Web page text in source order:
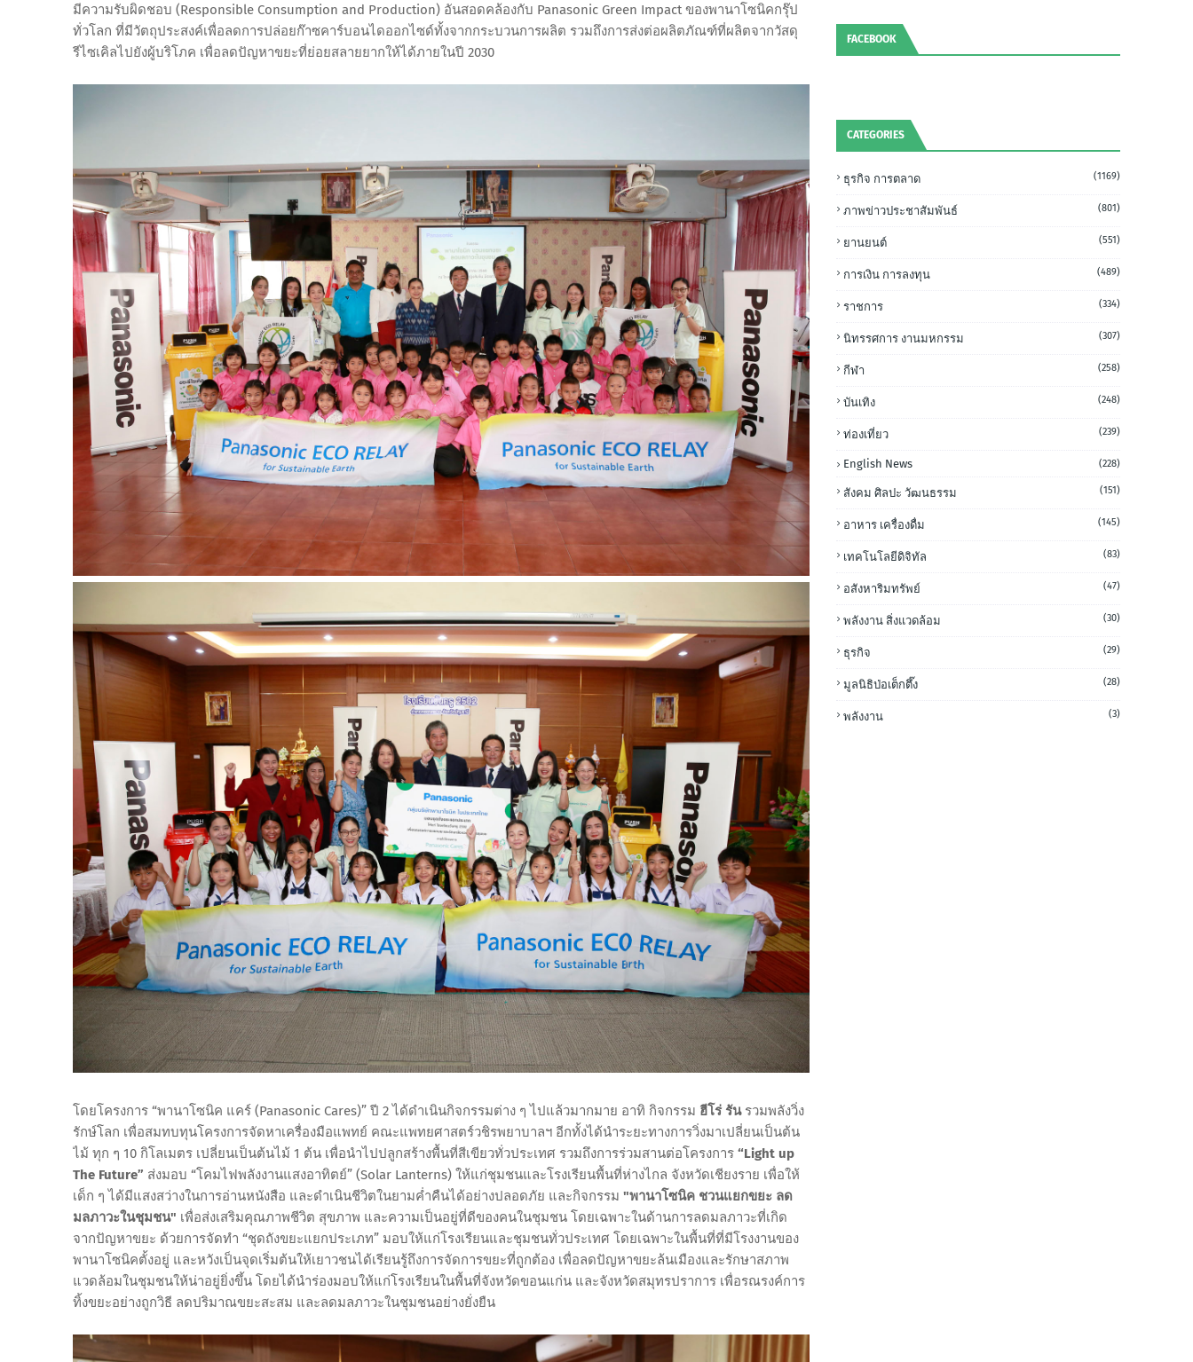
มีความรับผิดชอบ (Responsible Consumption and Production) อันสอดคล้องกับ Panasonic Green Impact ของพานาโซนิคกรุ๊ป
ทั่วโลก ที่มีวัตถุประสงค์เพื่อลดการปล่อยก๊าซคาร์บอนไดออกไซด์ทั้งจากกระบวนการผลิต รวมถึงการส่งต่อผลิตภัณฑ์ที่ผลิตจากวัสดุ
รีไซเคิลไปยังผู้บริโภค เพื่อลดปัญหาขยะที่ย่อยสลายยากให้ได้ภายในปี 2030
โดยโครงการ “พานาโซนิค แคร์ (Panasonic Cares)” ปี 2 ได้ดำเนินกิจกรรมต่าง ๆ ไปแล้วมากมาย อาทิ กิจกรรม ฮีโร่ รัน รวมพลังวิ่ง
รักษ์โลก เพื่อสมทบทุนโครงการจัดหาเครื่องมือแพทย์ คณะแพทยศาสตร์วชิรพยาบาลฯ อีกทั้งได้นำระยะทางการวิ่งมาเปลี่ยนเป็นต้น
ไม้ ทุก ๆ 10 กิโลเมตร เปลี่ยนเป็นต้นไม้ 1 ต้น เพื่อนำไปปลูกสร้างพื้นที่สีเขียวทั่วประเทศ รวมถึงการร่วมสานต่อโครงการ “Light up
The Future” ส่งมอบ “โคมไฟพลังงานแสงอาทิตย์” (Solar Lanterns) ให้แก่ชุมชนและโรงเรียนพื้นที่ห่างไกล จังหวัดเชียงราย เพื่อให้
เด็ก ๆ ได้มีแสงสว่างในการอ่านหนังสือ และดำเนินชีวิตในยามค่ำคืนได้อย่างปลอดภัย และกิจกรรม "พานาโซนิค ชวนแยกขยะ ลด
มลภาวะในชุมชน" เพื่อส่งเสริมคุณภาพชีวิต สุขภาพ และความเป็นอยู่ที่ดีของคนในชุมชน โดยเฉพาะในด้านการลดมลภาวะที่เกิด
จากปัญหาขยะ ด้วยการจัดทำ “ชุดถังขยะแยกประเภท” มอบให้แก่โรงเรียนและชุมชนทั่วประเทศ โดยเฉพาะในพื้นที่ที่มีโรงงานของ
พานาโซนิคตั้งอยู่ และหวังเป็นจุดเริ่มต้นให้เยาวชนได้เรียนรู้ถึงการจัดการขยะที่ถูกต้อง เพื่อลดปัญหาขยะล้นเมืองและรักษาสภาพ
แวดล้อมในชุมชนให้น่าอยู่ยิ่งขึ้น โดยได้นำร่องมอบให้แก่โรงเรียนในพื้นที่จังหวัดขอนแก่น และจังหวัดสมุทรปราการ เพื่อรณรงค์การ
ทิ้งขยะอย่างถูกวิธี ลดปริมาณขยะสะสม และลดมลภาวะในชุมชนอย่างยั่งยืน
FACEBOOK
CATEGORIES
ธุรกิจ การตลาด (1169)
ภาพข่าวประชาสัมพันธ์ (801)
ยานยนต์ (551)
การเงิน การลงทุน (489)
ราชการ (334)
นิทรรศการ งานมหกรรม (307)
กีฬา (258)
บันเทิง (248)
ท่องเที่ยว (239)
English News (228)
สังคม ศิลปะ วัฒนธรรม (151)
อาหาร เครื่องดื่ม (145)
เทคโนโลยีดิจิทัล (83)
อสังหาริมทรัพย์ (47)
พลังงาน สิ่งแวดล้อม (30)
ธุรกิจ (29)
มูลนิธิป่อเต็กตึ๊ง (28)
พลังงาน (3)